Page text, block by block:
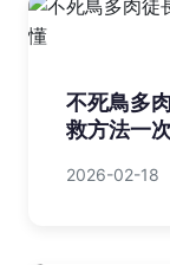
不死鳥多
救方法一
2026-02-18